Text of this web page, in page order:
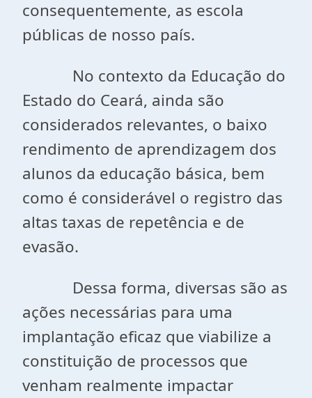
consequentemente, as escola
públicas de nosso país.
No contexto da Educação do
Estado do Ceará, ainda são
considerados relevantes, o baixo
rendimento de aprendizagem dos
alunos da educação básica, bem
como é considerável o registro das
altas taxas de repetência e de
evasão.
Dessa forma, diversas são as
ações necessárias para uma
implantação eficaz que viabilize a
constituição de processos que
venham realmente impactar